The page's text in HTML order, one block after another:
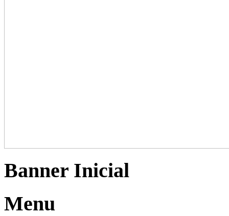
Banner Inicial
Menu